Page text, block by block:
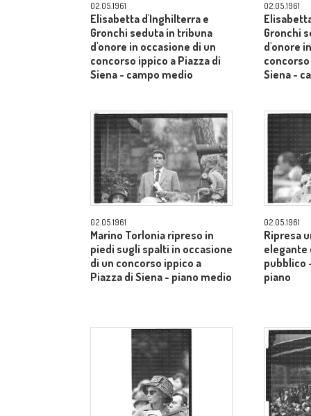
02.05.1961
Elisabetta d'Inghilterra e
Gronchi seduta in tribuna
d'onore in occasione di un
concorso ippico a Piazza di
Siena - campo medio
02.05.1961
Gronchi
d'onore
Siena -
02.05.1961
Marino Torlonia ripreso in
piedi sugli spalti in occasione
di un concorso ippico a
Piazza di Siena - piano medio
02.05.1961
Ripresa
elegante
pubblico
piano